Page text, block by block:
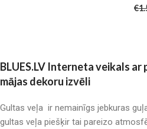
€
BLUES.LV Interneta veikals ar
mājas dekoru izvēli
Gultas veļa ir nemainīgs jebkuras
gultas veļa piešķir tai pareizo